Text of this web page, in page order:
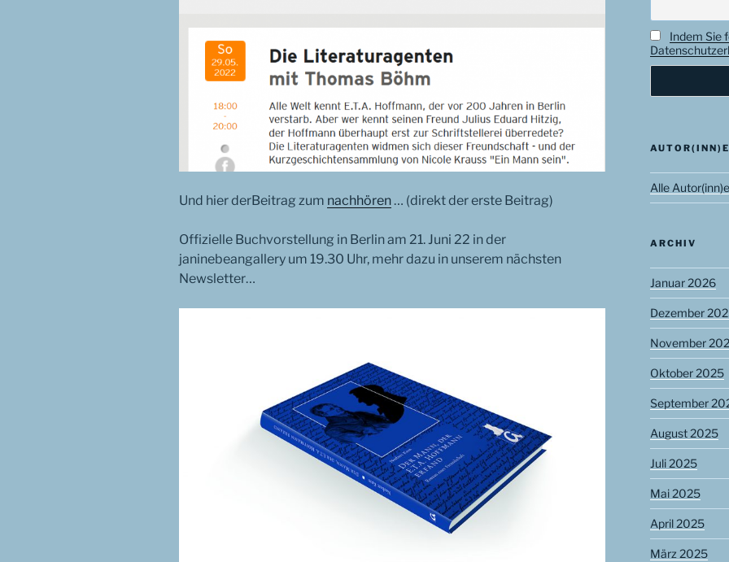
Und hier derBeitrag zum nachhören … (direkt der erste Beitrag)
Offizielle Buchvorstellung in Berlin am 21. Juni 22 in der
janinebeangallery um 19.30 Uhr, mehr dazu in unserem nächsten
Newsletter…
Indem Sie
Alle
ARCHIV
Januar 2026
Dezember
November
Oktober 2025
September
August 2025
Juli 2025
Mai 2025
April 2025
März 2025